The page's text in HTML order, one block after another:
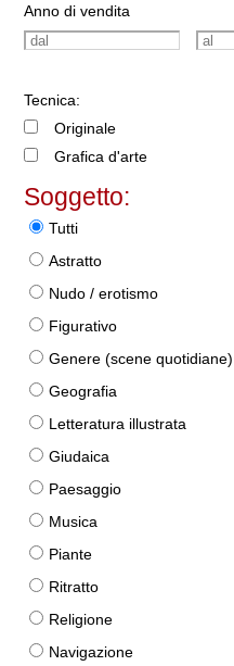
Anno di vendita
Tecnica:
Originale
Grafica d'arte
Soggetto:
Tutti
Astratto
Nudo / erotismo
Figurativo
Genere (scene quotidiane)
Geografia
Letteratura illustrata
Giudaica
Paesaggio
Musica
Piante
Ritratto
Religione
Navigazione